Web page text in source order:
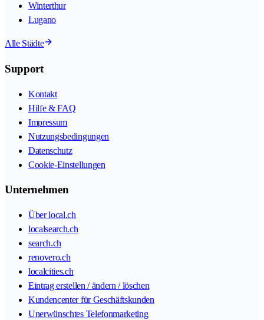
Winterthur
Lugano
Alle Städte
Support
Kontakt
Hilfe & FAQ
Impressum
Nutzungsbedingungen
Datenschutz
Cookie-Einstellungen
Unternehmen
Über local.ch
localsearch.ch
search.ch
renovero.ch
localcities.ch
Eintrag erstellen / ändern / löschen
Kundencenter für Geschäftskunden
Unerwünschtes Telefonmarketing